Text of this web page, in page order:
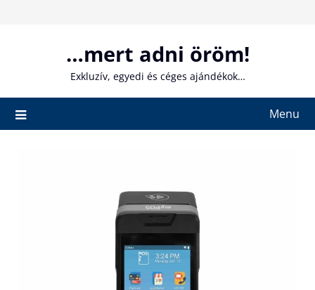
…mert adni öröm!
Exkluzív, egyedi és céges ajándékok…
Menu